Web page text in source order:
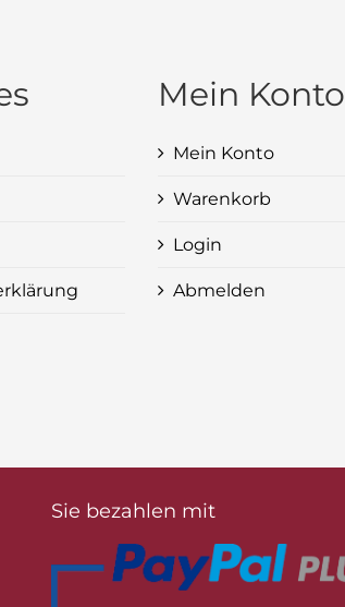
Mein Konto
Mein Konto
Warenkorb
Login
Abmelden
Sie bezahlen mit